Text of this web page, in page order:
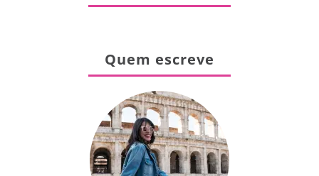
Quem escreve